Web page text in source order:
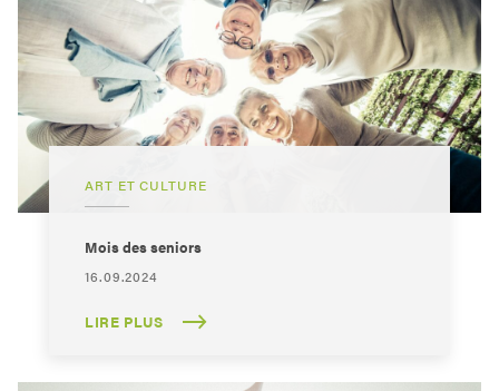
ART ET CULTURE
Mois des seniors
16.09.2024
LIRE PLUS